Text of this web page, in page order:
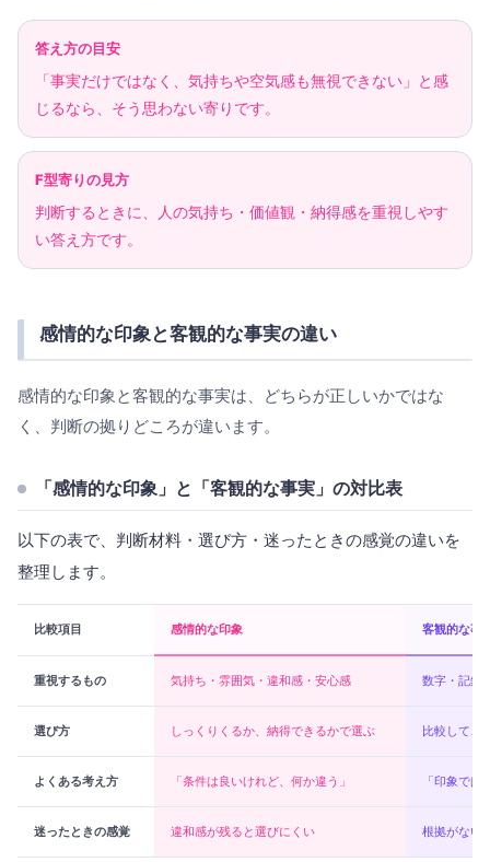
答え方の目安
「事実だけではなく、気持ちや空気感も無視できない」と感
じるなら、そう思わない寄りです。
F型寄りの見方
判断するときに、人の気持ち・価値観・納得感を重視しやす
い答え方です。
感情的な印象と客観的な事実の違い
感情的な印象と客観的な事実は、どちらが正しいかではな
く、判断の拠りどころが違います。
「感情的な印象」と「客観的な事実」の対比表
以下の表で、判断材料・選び方・迷ったときの感覚の違いを
整理します。
比較項目 感情的な印象 客観的な事
重視するもの 気持ち・雰囲気・違和感・安心感 数字・記録
選び方 しっくりくるか、納得できるかで選ぶ 比較して、
よくある考え方 「条件は良いけれど、何か違う」 「印象で
迷ったときの感覚 違和感が残ると選びにくい 根拠がない